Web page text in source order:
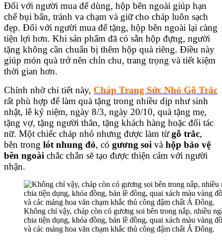
Đối với người mua để dùng, hộp bên ngoài giúp hạn
chế bụi bẩn, tránh va chạm và giữ cho cháp luôn sạch
đẹp. Đối với người mua để tặng, hộp bên ngoài lại càng
tiện lợi hơn. Khi sản phẩm đã có sẵn hộp đựng, người
tặng không cần chuẩn bị thêm hộp quà riêng. Điều này
giúp món quà trở nên chỉn chu, trang trọng và tiết kiệm
thời gian hơn.
Chính nhờ chi tiết này, Cháp Trang Sức Nhỏ Gỗ Trắc
rất phù hợp để làm quà tặng trong nhiều dịp như sinh
nhật, lễ kỷ niệm, ngày 8/3, ngày 20/10, quà tặng mẹ,
tặng vợ, tặng người thân, tặng khách hàng hoặc đối tác
nữ. Một chiếc cháp nhỏ nhưng được làm từgỗ trắc,
bên trong lót nhung đỏ, có gương soi và hộp bảo vệ
bên ngoài chắc chắn sẽ tạo được thiện cảm với người
nhận.
Không chỉ vậy, cháp còn có gương soi bên trong nắp, nhiều
chia tiện dụng, khóa đồng, bản lề đồng, quai xách màu vàng
và các mảng hoa văn chạm khắc thủ công đậm chất Á Đông.